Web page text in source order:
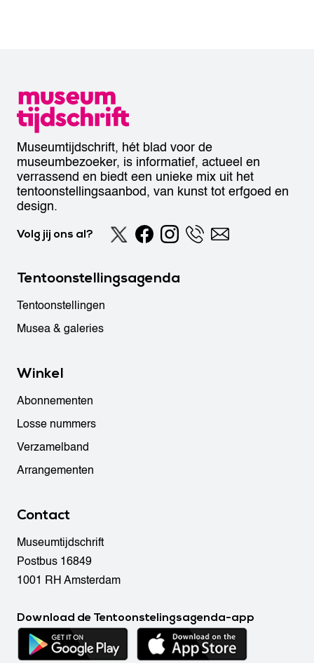
Museumtijdschrift, hét blad voor de
museumbezoeker, is informatief, actueel en
verrassend en biedt een unieke mix uit het
tentoonstellingsaanbod, van kunst tot erfgoed en
design.
Volg jij ons al?
Tentoonstellingsagenda
Tentoonstellingen
Musea & galeries
Winkel
Abonnementen
Losse nummers
Verzamelband
Arrangementen
Contact
Museumtijdschrift
Postbus 16849
1001 RH Amsterdam
Download de Tentoonstelingsagenda-app